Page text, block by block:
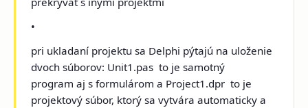
•
pri ukladaní projektu sa Delphi pýtajú na uloženie
dvoch súborov: Unit1.pas ­ to je samotný
program aj s formulárom a Project1.dpr ­ to je
projektový súbor, ktorý sa vytvára automaticky a